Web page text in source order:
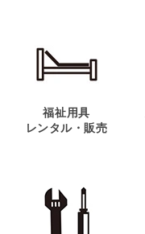
福祉用具
レンタル・販売